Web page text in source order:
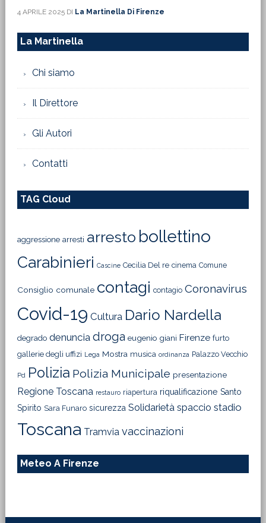
4 APRILE 2025DI La Martinella Di Firenze
La Martinella
Chi siamo
Il Direttore
Gli Autori
Contatti
TAG Cloud
aggressione arresti arresto bollettino
Carabinieri Cascine Cecilia Del re cinema Comune
Consiglio comunale contagi contagio Coronavirus
Covid-19 Cultura Dario Nardella
degrado denuncia droga eugenio giani Firenze furto
gallerie degli uffizi Lega Mostra musica ordinanza Palazzo Vecchio
Pd Polizia Polizia Municipale presentazione
Regione Toscana restauro riapertura riqualificazione Santo
Spirito Sara Funaro sicurezza Solidarietà spaccio stadio
Toscana Tramvia vaccinazioni
Meteo A Firenze